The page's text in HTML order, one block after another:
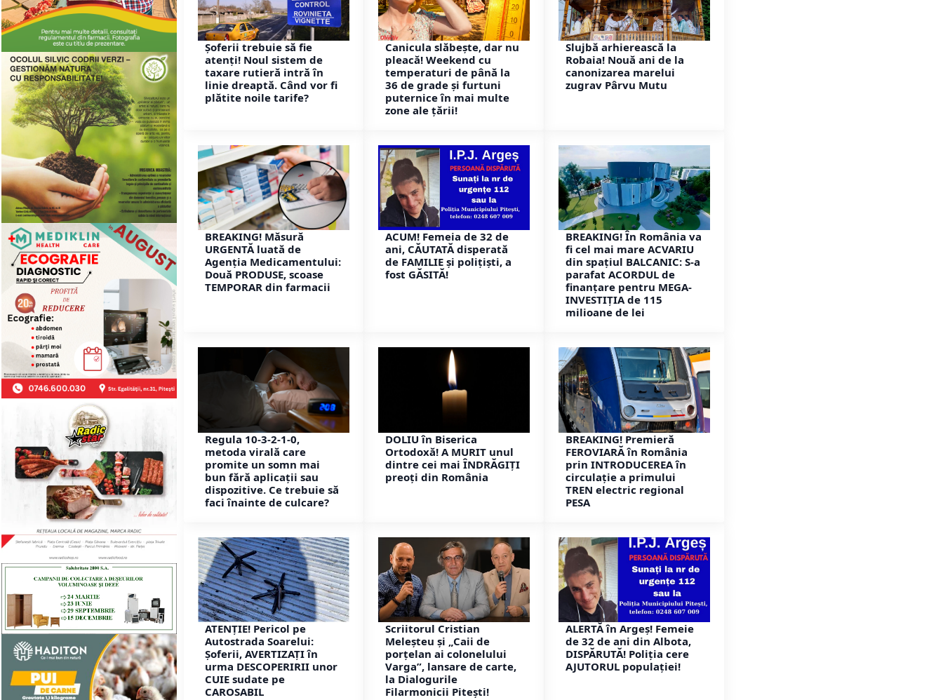
Șoferii trebuie să fie
atenți! Noul sistem de
taxare rutieră intră în
linie dreaptă. Când vor fi
plătite noile tarife?
Canicula slăbește, dar nu
pleacă! Weekend cu
temperaturi de până la
36 de grade și furtuni
puternice în mai multe
zone ale țării!
Slujbă arhierească la
Robaia! Nouă ani de la
canonizarea marelui
zugrav Pârvu Mutu
BREAKING! Măsură
URGENTĂ luată de
Agenția Medicamentului:
Două PRODUSE, scoase
TEMPORAR din farmacii
ACUM! Femeia de 32 de
ani, CĂUTATĂ disperată
de FAMILIE și polițiști, a
fost GĂSITĂ!
BREAKING! În România va
fi cel mai mare ACVARIU
din spațiul BALCANIC: S-a
parafat ACORDUL de
finanțare pentru MEGA-
INVESTIȚIA de 115
milioane de lei
Regula 10-3-2-1-0,
metoda virală care
promite un somn mai
bun fără aplicații sau
dispozitive. Ce trebuie să
faci înainte de culcare?
DOLIU în Biserica
Ortodoxă! A MURIT unul
dintre cei mai ÎNDRĂGIȚI
preoți din România
BREAKING! Premieră
FEROVIARĂ în România
prin INTRODUCEREA în
circulație a primului
TREN electric regional
PESA
ATENȚIE! Pericol pe
Autostrada Soarelui:
Șoferii, AVERTIZAȚI în
urma DESCOPERIRII unor
CUIE sudate pe
CAROSABIL
Scriitorul Cristian
Meleșteu și „Caii de
porțelan ai colonelului
Varga”, lansare de carte,
la Dialogurile
Filarmonicii Pitești!
ALERTĂ în Argeș! Femeie
de 32 de ani din Albota,
DISPĂRUTĂ! Poliția cere
AJUTORUL populației!